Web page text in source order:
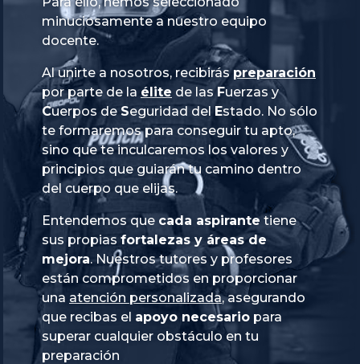
minuciosamente a nuestro equipo
docente.
Al unirte a nosotros, recibiráspreparación
por parte de la élite de las Fuerzas y
Cuerpos de Seguridad del Estado. No sólo
te formaremos para conseguir tu apto,
sino que te inculcaremos los valores y
principios que guiarán tu camino dentro
del cuerpo que elijas.
Entendemos que cada aspirante tiene
sus propias fortalezas y áreas de
mejora. Nuestros tutores y profesores
están comprometidos en proporcionar
una atención personalizada, asegurando
que recibas el apoyo necesario para
superar cualquier obstáculo en tu
preparación